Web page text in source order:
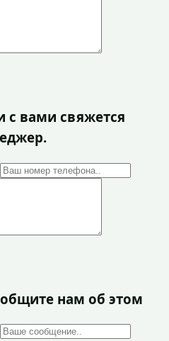
с вами свяжется
нам об этом